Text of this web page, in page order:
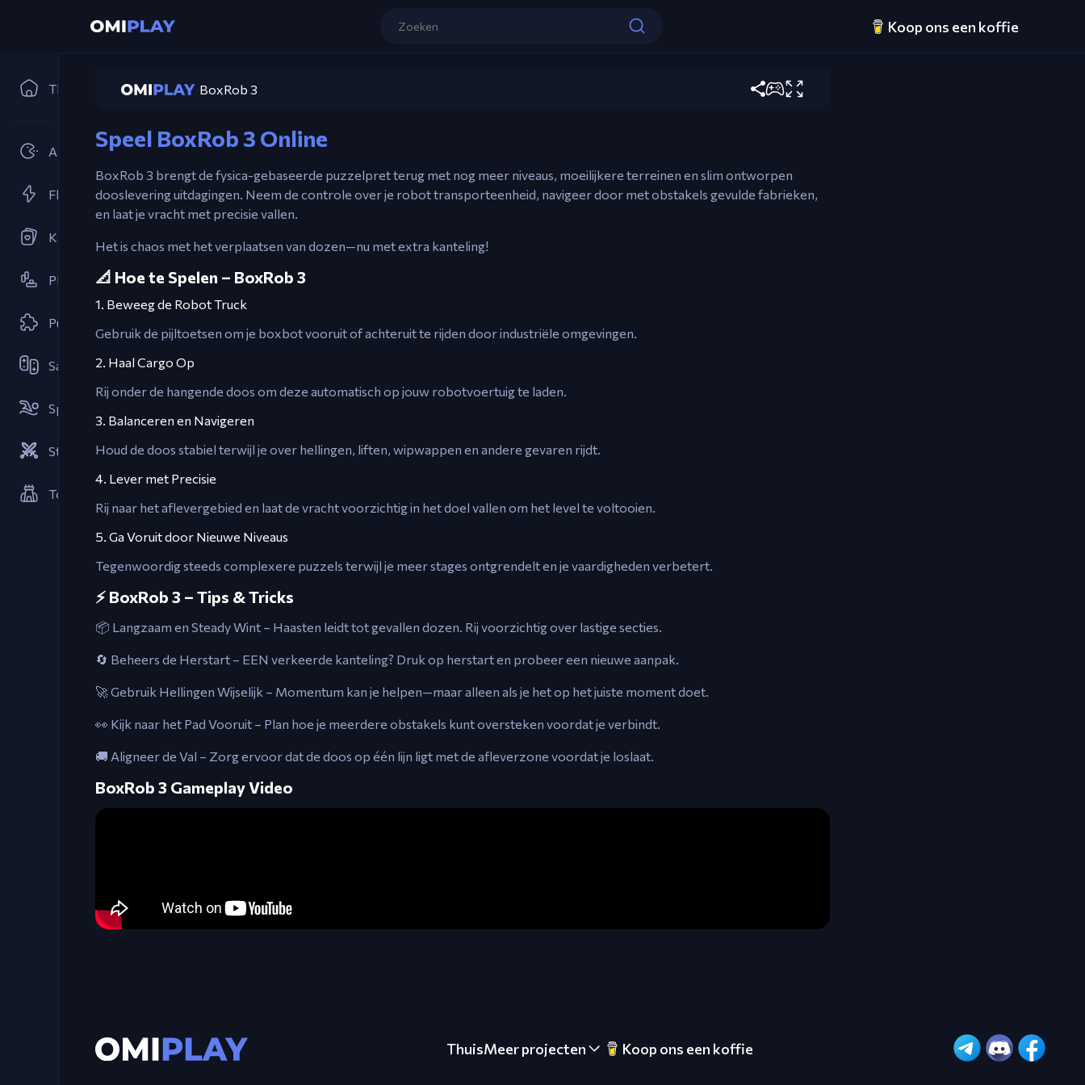
Koop ons een koffie
Thuis
Arcades
Flash spellen
Kaartspellen
Platformspellen
Puzzel
Samenwerkings
Sportspellen
Strategieën
Torenverdediging
BoxRob 3
Pijltjestoetsen – Rijd vooruit/achteruit
Omhoog Pijl – Klim hellingen of controleer liften
Speel BoxRob 3 Online
BoxRob 3 brengt de fysica-gebaseerde puzzelpret terug met nog meer niveaus, moeilijkere terreinen en slim ontworpen
dooslevering uitdagingen. Neem de controle over je robot transporteenheid, navigeer door met obstakels gevulde fabrieken,
en laat je vracht met precisie vallen.
Het is chaos met het verplaatsen van dozen—nu met extra kanteling!
📐 Hoe te Spelen – BoxRob 3
1. Beweeg de Robot Truck
Gebruik de pijltoetsen om je boxbot vooruit of achteruit te rijden door industriële omgevingen.
2. Haal Cargo Op
Rij onder de hangende doos om deze automatisch op jouw robotvoertuig te laden.
3. Balanceren en Navigeren
Houd de doos stabiel terwijl je over hellingen, liften, wipwappen en andere gevaren rijdt.
4. Lever met Precisie
Rij naar het aflevergebied en laat de vracht voorzichtig in het doel vallen om het level te voltooien.
5. Ga Voruit door Nieuwe Niveaus
Tegenwoordig steeds complexere puzzels terwijl je meer stages ontgrendelt en je vaardigheden verbetert.
⚡ BoxRob 3 – Tips & Tricks
📦 Langzaam en Steady Wint – Haasten leidt tot gevallen dozen. Rij voorzichtig over lastige secties.
🔄 Beheers de Herstart – EEN verkeerde kanteling? Druk op herstart en probeer een nieuwe aanpak.
🚀 Gebruik Hellingen Wijselijk – Momentum kan je helpen—maar alleen als je het op het juiste moment doet.
👀 Kijk naar het Pad Vooruit – Plan hoe je meerdere obstakels kunt oversteken voordat je verbindt.
🚚 Aligneer de Val – Zorg ervoor dat de doos op één lijn ligt met de afleverzone voordat je loslaat.
BoxRob 3 Gameplay Video
ThuisMeer projecten Koop ons een koffie